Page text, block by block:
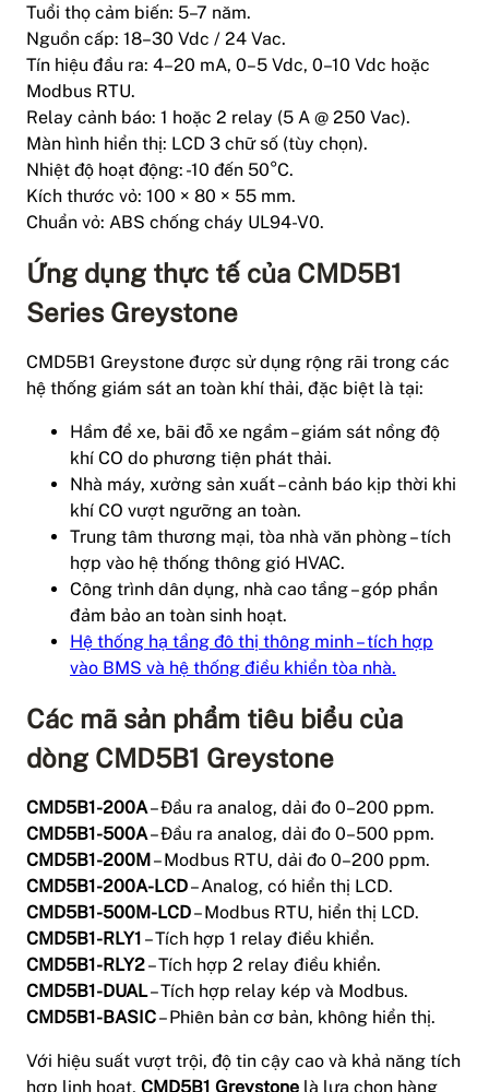
Tuổi thọ cảm biến: 5–7 năm.
Nguồn cấp: 18–30 Vdc / 24 Vac.
Tín hiệu đầu ra: 4–20 mA, 0–5 Vdc, 0–10 Vdc hoặc
Modbus RTU.
Relay cảnh báo: 1 hoặc 2 relay (5 A @ 250 Vac).
Màn hình hiển thị: LCD 3 chữ số (tùy chọn).
Nhiệt độ hoạt động: -10 đến 50°C.
Kích thước vỏ: 100 × 80 × 55 mm.
Chuẩn vỏ: ABS chống cháy UL94-V0.
Ứng dụng thực tế của CMD5B1
Series Greystone
CMD5B1 Greystone được sử dụng rộng rãi trong các
hệ thống giám sát an toàn khí thải, đặc biệt là tại:
Hầm để xe, bãi đỗ xe ngầm – giám sát nồng độ
khí CO do phương tiện phát thải.
Nhà máy, xưởng sản xuất – cảnh báo kịp thời khi
khí CO vượt ngưỡng an toàn.
Trung tâm thương mại, tòa nhà văn phòng – tích
hợp vào hệ thống thông gió HVAC.
Công trình dân dụng, nhà cao tầng – góp phần
đảm bảo an toàn sinh hoạt.
Hệ thống hạ tầng đô thị thông minh – tích hợp
vào BMS và hệ thống điều khiển tòa nhà.
Các mã sản phẩm tiêu biểu của
dòng CMD5B1 Greystone
CMD5B1-200A– Đầu ra analog, dải đo 0–200 ppm.
CMD5B1-500A– Đầu ra analog, dải đo 0–500 ppm.
CMD5B1-200M– Modbus RTU, dải đo 0–200 ppm.
CMD5B1-200A-LCD– Analog, có hiển thị LCD.
CMD5B1-500M-LCD– Modbus RTU, hiển thị LCD.
CMD5B1-RLY1 – Tích hợp 1 relay điều khiển.
CMD5B1-RLY2– Tích hợp 2 relay điều khiển.
CMD5B1-DUAL– Tích hợp relay kép và Modbus.
CMD5B1-BASIC– Phiên bản cơ bản, không hiển thị.
Với hiệu suất vượt trội, độ tin cậy cao và khả năng tích
hợp linh hoạt, CMD5B1 Greystone là lựa chọn hàng